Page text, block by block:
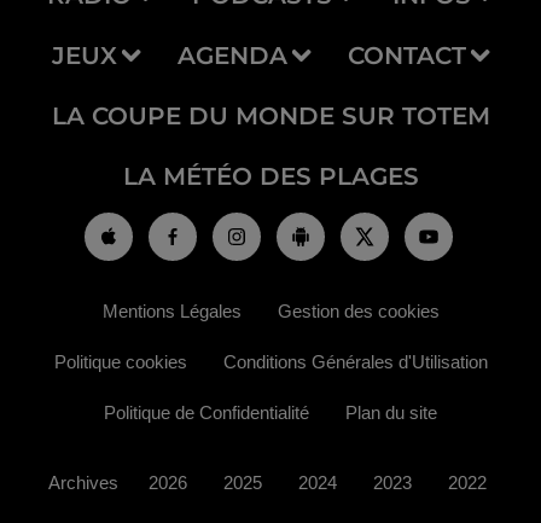
JEUX AGENDA CONTACT
LA COUPE DU MONDE SUR TOTEM
LA MÉTÉO DES PLAGES
Mentions Légales Gestion des cookies
Politique cookies Conditions Générales d'Utilisation
Politique de Confidentialité Plan du site
Archives 2026 2025 2024 2023 2022